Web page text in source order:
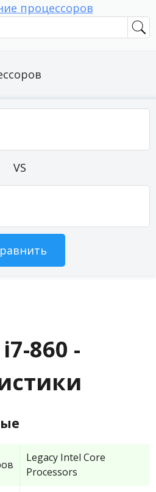
VS
860 -
Legacy Intel Core
Processors